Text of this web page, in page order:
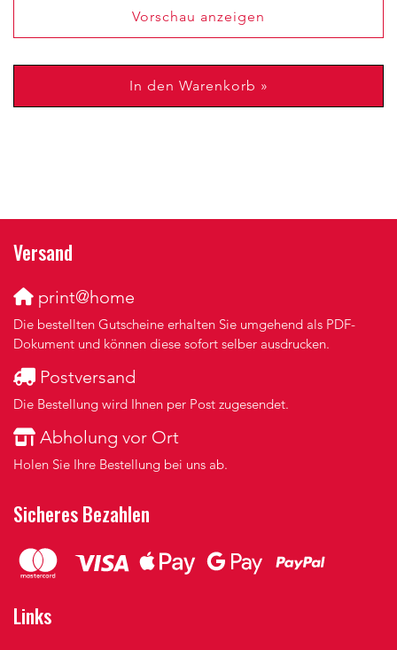
Vorschau anzeigen
In den Warenkorb »
Versand
print@home
Die bestellten Gutscheine erhalten Sie umgehend als PDF-
Dokument und können diese sofort selber ausdrucken.
Postversand
Die Bestellung wird Ihnen per Post zugesendet.
Abholung vor Ort
Holen Sie Ihre Bestellung bei uns ab.
Sicheres Bezahlen
Links